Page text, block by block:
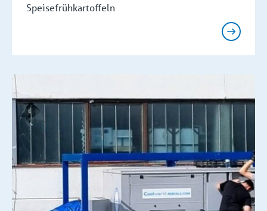
Speisefrühkartoffeln